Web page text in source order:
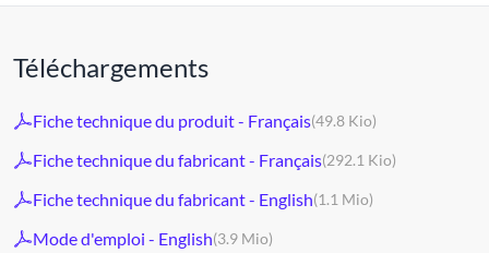
Téléchargements
Fiche technique du produit - Français(49.8 Kio)
Fiche technique du fabricant - Français(292.1 Kio)
Fiche technique du fabricant - English(1.1 Mio)
Mode d'emploi - English(3.9 Mio)